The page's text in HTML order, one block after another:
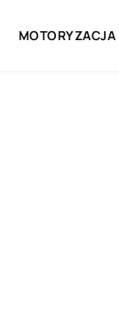
MOTORYZACJA